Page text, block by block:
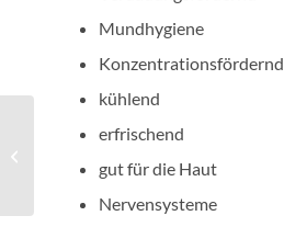
Mundhygiene
Konzentrationsfördernd
kühlend
erfrischend
gut für die Haut
Nervensysteme